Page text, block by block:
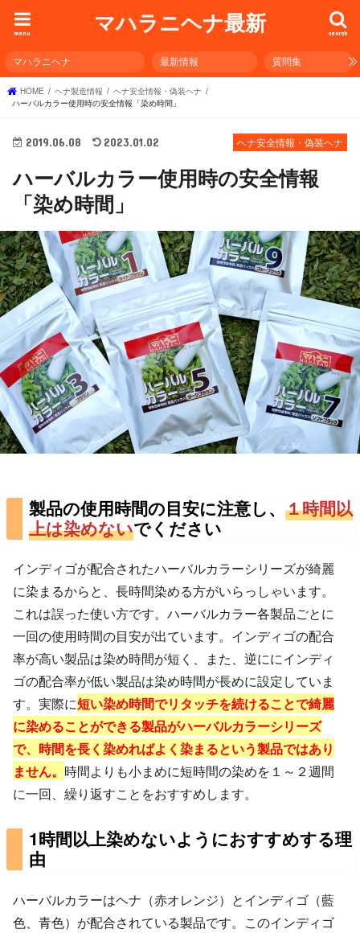
マハラニヘナ最新 search
menu
マハラニヘナ 最新情報 質問集
HOME ヘナ製造情報
ヘナ安全情報・偽装ヘナ
ハーバルカラー使用時の安全情報「染め時間」
ヘナ安全情報・偽装ヘナ
2019.06.08 2023.01.02
ハーバルカラー使用時の安全情報
「染め時間」
製品の使用時間の目安に注意し、１時間以
上は染めないでください
インディゴが配合されたハーバルカラーシリーズが綺麗
に染まるからと、長時間染める方がいらっしゃいます。
これは誤った使い方です。ハーバルカラー各製品ごとに
一回の使用時間の目安が出ています。インディゴの配合
率が高い製品は染め時間が短く、また、逆ににインディ
ゴの配合率が低い製品は染め時間が長めに設定していま
す。実際に短い染め時間でリタッチを続けることで綺麗
に染めることができる製品がハーバルカラーシリーズ
で、時間を長く染めればよく染まるという製品ではあり
ません。 時間よりも小まめに短時間の染めを１～２週間
に一回、繰り返すことをおすすめします。
1時間以上染めないようにおすすめする理
由
ハーバルカラーはヘナ（赤オレンジ）とインディゴ（藍
色、青色）が配合されている製品です。このインディゴ